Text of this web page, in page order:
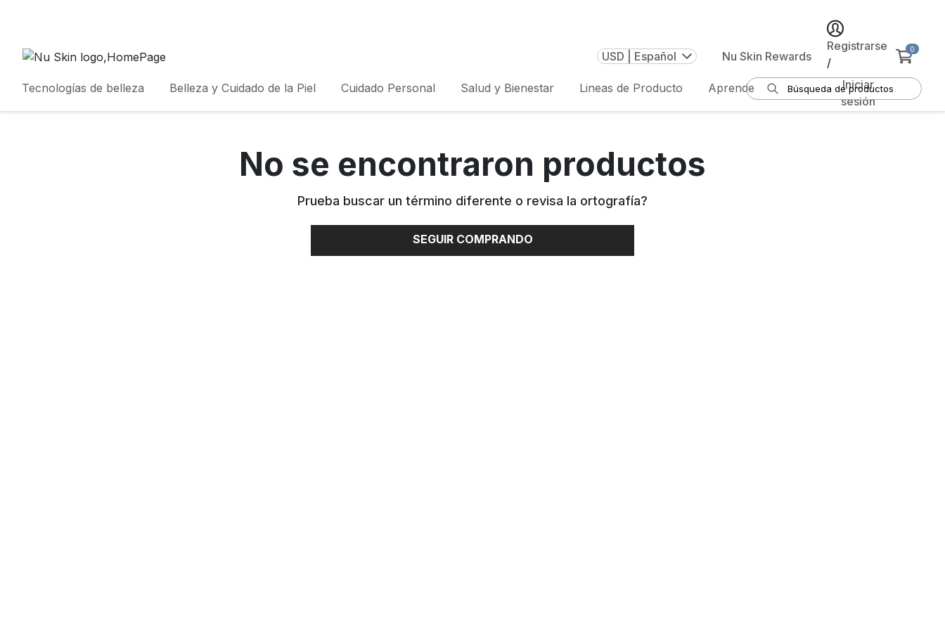
USD | Español Nu Skin Rewards
Registrarse
/
Iniciar
sesión
0
Tecnologías de belleza Belleza y Cuidado de la Piel Cuidado Personal Salud y Bienestar Lineas de Producto Aprende
No se encontraron productos
Prueba buscar un término diferente o revisa la ortografía?
SEGUIR COMPRANDO